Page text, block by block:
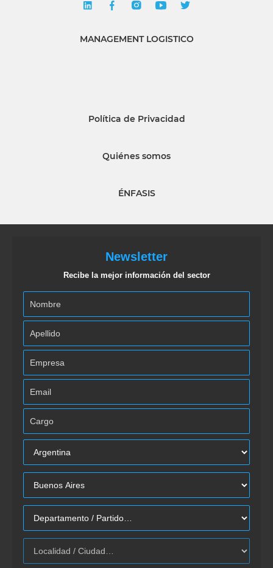
MANAGEMENT LOGISTICO
Política de Privacidad
Quiénes somos
ÉNFASIS
Newsletter
Recibe la mejor información del sector